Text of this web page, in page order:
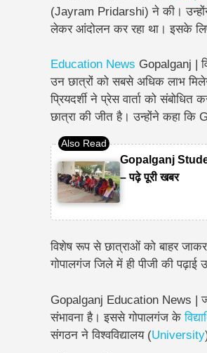
(Jayram Pridarshi) ने की। उन्होंने
लेकर आंदोलन कर रहा था। इसके
Education News Gopalganj |
उन छात्रों को सबसे अधिक लाभ
प्रियदर्शी ने प्रेस वार्ता को
छात्रा की जीत है। उन्होंने कहा
Gopalganj
– पढ़े पूरी खबर
विशेष रूप से छात्राओं को बाहर
गोपालगंज जिले में ही पीजी की पढ़ाई
Gopalganj Education News |
संभावना है। इससे गोपालगंज के
संगठन ने विश्वविद्यालय (University